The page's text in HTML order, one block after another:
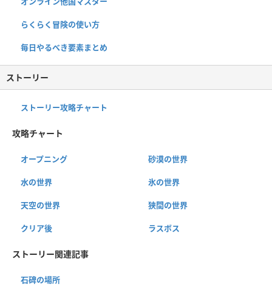
らくらく冒険の使い方
毎日やるべき要素まとめ
ストーリー
ストーリー攻略チャート
攻略チャート
オープニング 砂漠の世界
水の世界 氷の世界
天空の世界 狭間の世界
クリア後 ラスボス
ストーリー関連記事
石碑の場所